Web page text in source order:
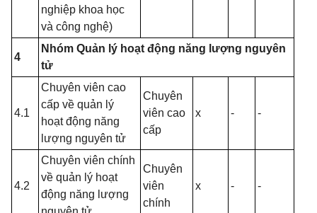
nghiệp khoa học
và công nghệ)
4
Nhóm Quản lý hoạt động năng lượng nguyên
tử
4.1
Chuyên viên cao
cấp về quản lý
hoạt động năng
lượng nguyên tử
Chuyên
viên cao
cấp
x - -
4.2
Chuyên viên chính
về quản lý hoạt
động năng lượng
Chuyên
viên
chính
x - -